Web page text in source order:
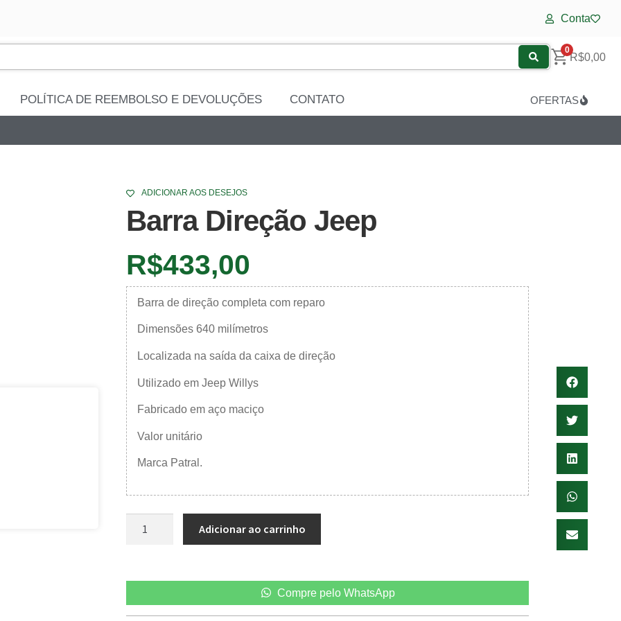
Conta
0
R$0,00
POLÍTICA DE REEMBOLSO E DEVOLUÇÕES CONTATO OFERTAS
ADICIONAR AOS DESEJOS
Barra Direção Jeep
R$433,00
Barra de direção completa com reparo
Dimensões 640 milímetros
Localizada na saída da caixa de direção
Utilizado em Jeep Willys
Fabricado em aço maciço
Valor unitário
Marca Patral.
Adicionar ao carrinho
Compre pelo WhatsApp